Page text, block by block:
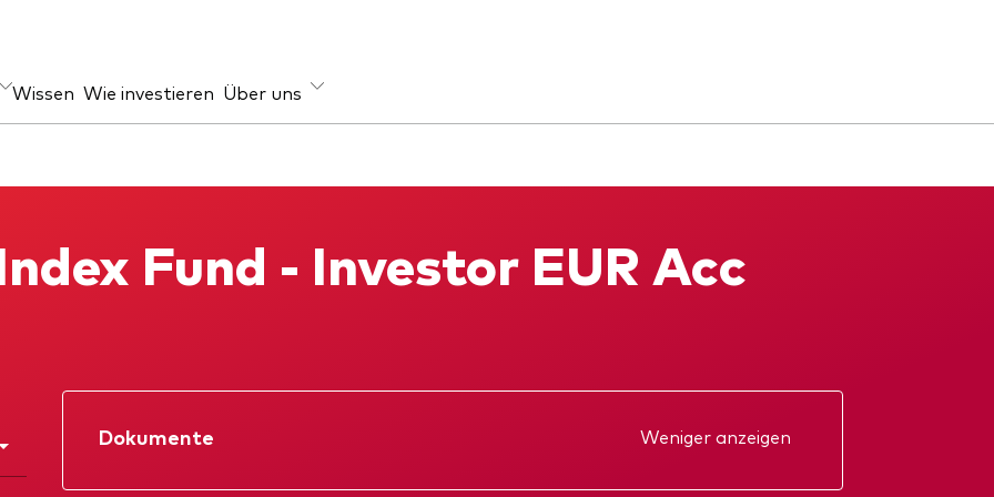
Regional
Wissen Wie investieren Über uns
Fund - Investor EUR Acc
Dokumente
Weniger anzeigen
Datenblatt
Verkaufsprospekt
Jahresbericht